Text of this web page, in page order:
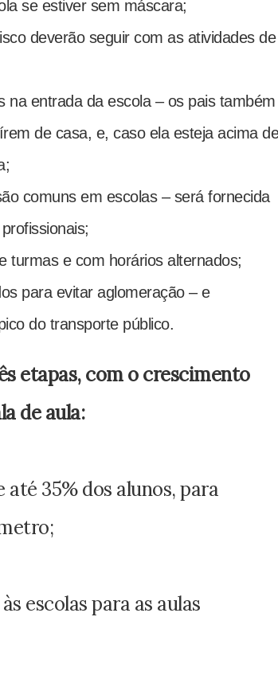
se estiver sem máscara;
deverão seguir com as atividades de
na entrada da escola – os pais também
de casa, e, caso ela esteja acima de
comuns em escolas – será fornecida
turmas e com horários alternados;
para evitar aglomeração – e
do transporte público.
etapas, com o crescimento
de aula:
até 35% dos alunos, para
escolas para as aulas